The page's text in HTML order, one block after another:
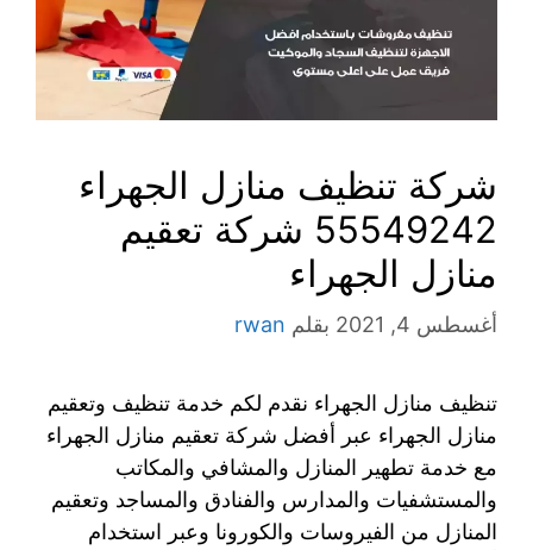
شركة تنظيف منازل الجهراء
55549242 شركة تعقيم
منازل الجهراء
أغسطس 4, 2021 بقلم rwan
تنظيف منازل الجهراء نقدم لكم خدمة تنظيف وتعقيم
منازل الجهراء عبر أفضل شركة تعقيم منازل الجهراء
مع خدمة تطهير المنازل والمشافي والمكاتب
والمستشفيات والمدارس والفنادق والمساجد وتعقيم
المنازل من الفيروسات والكورونا وعبر استخدام